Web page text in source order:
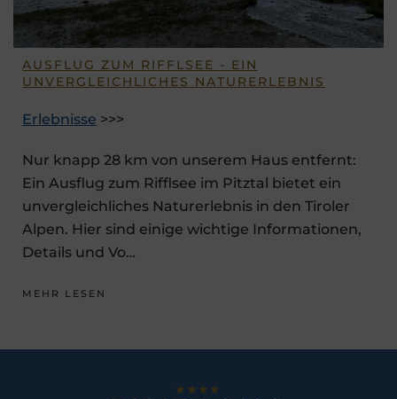
AUSFLUG ZUM RIFFLSEE - EIN
UNVERGLEICHLICHES NATURERLEBNIS
Erlebnisse >>>
Nur knapp 28 km von unserem Haus entfernt:
Ein Ausflug zum Rifflsee im Pitztal bietet ein
unvergleichliches Naturerlebnis in den Tiroler
Alpen. Hier sind einige wichtige Informationen,
Details und Vo…
MEHR LESEN